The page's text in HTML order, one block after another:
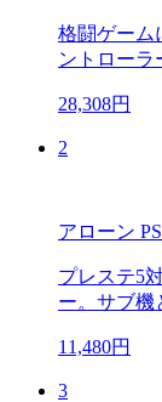
格闘ゲーム
ントローラ
28,308円
2
アローン
プレステ5
ー。サブ機
11,480円
3